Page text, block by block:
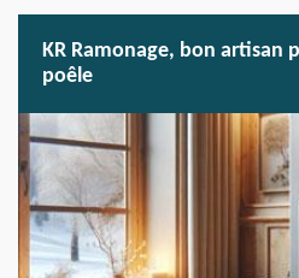
KR Ramonage, bon artisan
poêle